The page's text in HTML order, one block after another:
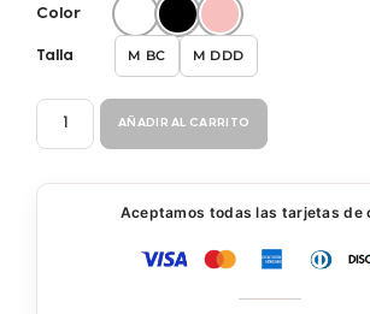
Color
Talla M BC M DDD
TOP
LACTANCIA
AÑADIR AL CARRITO
Aceptamos todas las tarjetas de